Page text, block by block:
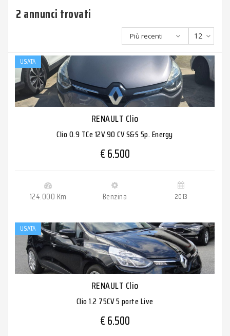
2 annunci trovati
12
Più recenti
USATA
RENAULT Clio
Clio 0.9 TCe 12V 90 CV S&S 5p. Energy
€ 6.500
124.000 Km Benzina 2013
USATA
RENAULT Clio
Clio 1.2 75CV 5 porte Live
€ 6.500